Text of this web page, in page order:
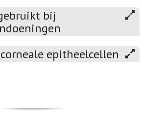
bij
epitheelcellen